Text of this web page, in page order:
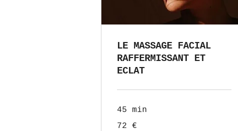
LE MASSAGE FACIAL
RAFFERMISSANT ET
ECLAT
45 min
euros
72 €